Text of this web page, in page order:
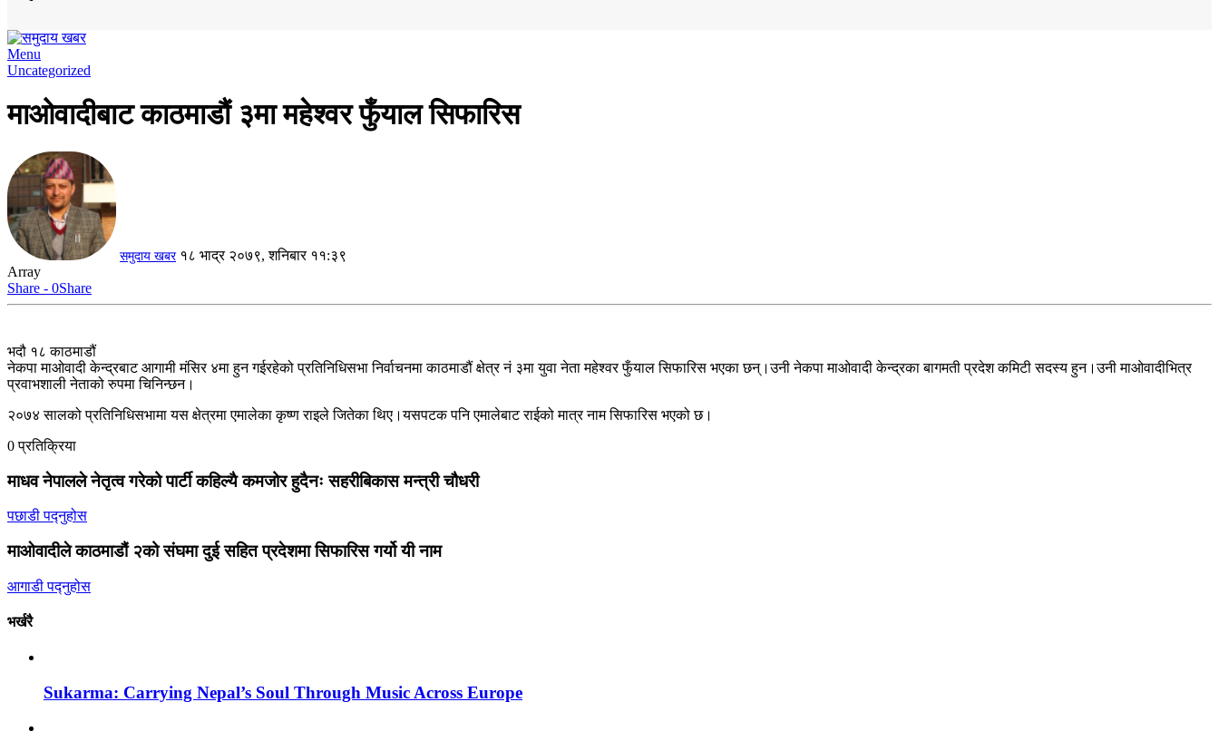
Menu
Uncategorized
माओवादीबाट काठमाडौं ३मा महेश्वर फुँयाल सिफारिस
समुदाय खबर १८ भाद्र २०७९, शनिबार ११:३९
Array
Share - 0Share
भदौ १८ काठमाडौं
नेकपा माओवादी केन्द्रबाट आगामी मंसिर ४मा हुन गईरहेको प्रतिनिधिसभा निर्वाचनमा काठमाडौं क्षेत्र नं ३मा युवा नेता महेश्वर फुँयाल सिफारिस भएका छन्।उनी नेकपा माओवादी केन्द्रका बागमती प्रदेश कमिटी सदस्य हुन।उनी माओवादीभित्र
प्रवाभशाली नेताको रुपमा चिनिन्छन।
२०७४ सालको प्रतिनिधिसभामा यस क्षेत्रमा एमालेका कृष्ण राइले जितेका थिए।यसपटक पनि एमालेबाट राईको मात्र नाम सिफारिस भएको छ।
0 प्रतिक्रिया
माधव नेपालले नेतृत्व गरेको पार्टी कहिल्यै कमजोर हुदैनः सहरीबिकास मन्त्री चौधरी
पछाडी पद्नुहोस
माओवादीले काठमाडौं २को संघमा दुई सहित प्रदेशमा सिफारिस गर्यो यी नाम
आगाडी पद्नुहोस
भर्खरै
Sukarma: Carrying Nepal’s Soul Through Music Across Europe